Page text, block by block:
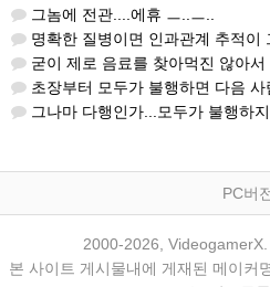
그놈에 전관....에휴 ㅡ..ㅡ..
명확한 질병이면 인과관계 추적이 그나마 가능한데... 기억력 감
굳이 제로 음료를 찾아먹진 않아서 ㅡ..ㅡa... 근데...8년이
초장부터 모두가 불행하면 다음
그나마 다행인가...모두가 불행하지
PC버
2000-2026, VideogamerX.
본 사이트 게시물내에 게재된 메이커